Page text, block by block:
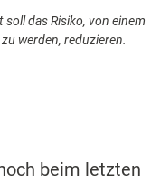
das Risiko, von einem
werden, reduzieren.
beim letzten